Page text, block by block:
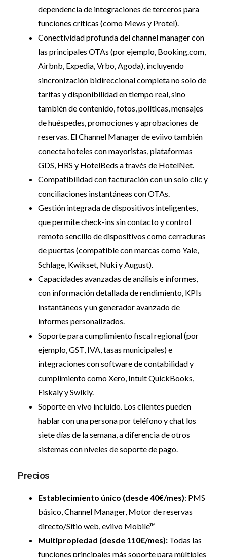
dependencia de integraciones de terceros para
funciones críticas (como Mews y Protel).
Conectividad profunda del channel manager con
las principales OTAs (por ejemplo, Booking.com,
Airbnb, Expedia, Vrbo, Agoda), incluyendo
sincronización bidireccional completa no solo de
tarifas y disponibilidad en tiempo real, sino
también de contenido, fotos, políticas, mensajes
de huéspedes, promociones y aprobaciones de
reservas. El Channel Manager de eviivo también
conecta hoteles con mayoristas, plataformas
GDS, HRS y HotelBeds a través de HotelNet.
Compatibilidad con facturación con un solo clic y
conciliaciones instantáneas con OTAs.
Gestión integrada de dispositivos inteligentes,
que permite check-ins sin contacto y control
remoto sencillo de dispositivos como cerraduras
de puertas (compatible con marcas como Yale,
Schlage, Kwikset, Nuki y August).
Capacidades avanzadas de análisis e informes,
con información detallada de rendimiento, KPIs
instantáneos y un generador avanzado de
informes personalizados.
Soporte para cumplimiento fiscal regional (por
ejemplo, GST, IVA, tasas municipales) e
integraciones con software de contabilidad y
cumplimiento como Xero, Intuit QuickBooks,
Fiskaly y Swikly.
Soporte en vivo incluido. Los clientes pueden
hablar con una persona por teléfono y chat los
siete días de la semana, a diferencia de otros
sistemas con niveles de soporte de pago.
Precios
Establecimiento único (desde 40€/mes): PMS
básico, Channel Manager, Motor de reservas
directo/Sitio web, eviivo Mobile™
Multipropiedad (desde 110€/mes): Todas las
funciones principales más soporte para múltiples